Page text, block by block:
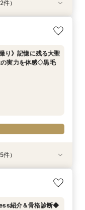
学×4万コース試食×
りで選ぶ、ふたり
タッフがご案内◇
）
り》記憶に残る大聖
の実力を体感◇黒毛
された美食】黒毛
格診断＆お似合い
ペル演出》ドレス映
体験！骨格診断＆お
会×大聖堂×上質会
り抜いた記憶に残る
き！骨格診断＆お
の最新マッピング演
）
紹介＆骨格診断◆